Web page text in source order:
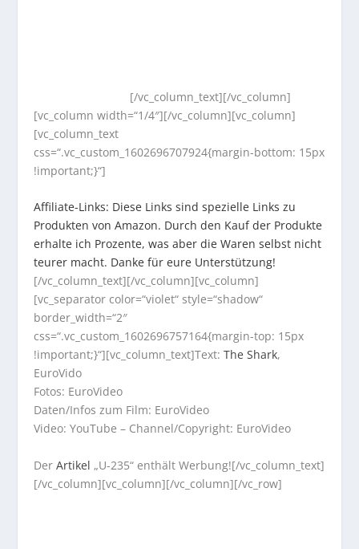
[/vc_column_text][/vc_column]
[vc_column width=“1/4″][/vc_column][vc_column]
[vc_column_text
css=“.vc_custom_1602696707924{margin-bottom: 15px
!important;}“]
Affiliate-Links: Diese Links sind spezielle Links zu
Produkten von Amazon. Durch den Kauf der Produkte
erhalte ich Prozente, was aber die Waren selbst nicht
teurer macht. Danke für eure Unterstützung!
[/vc_column_text][/vc_column][vc_column]
[vc_separator color=“violet“ style=“shadow“
border_width=“2″
css=“.vc_custom_1602696757164{margin-top: 15px
!important;}“][vc_column_text]Text:The Shark,
EuroVido
Fotos: EuroVideo
Daten/Infos zum Film: EuroVideo
Video: YouTube – Channel/Copyright: EuroVideo
DerArtikel „U-235“ enthält Werbung![/vc_column_text]
[/vc_column][vc_column][/vc_column][/vc_row]